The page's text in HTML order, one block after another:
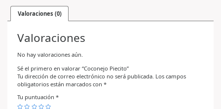
Valoraciones (0)
Valoraciones
No hay valoraciones aún.
Sé el primero en valorar “Coconejo Piecito”
Tu dirección de correo electrónico no será publicada. Los campos
obligatorios están marcados con *
Tu puntuación *